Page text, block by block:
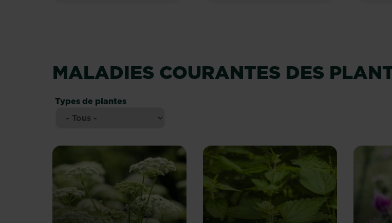
MALADIES COURANTES DES
Types de plantes